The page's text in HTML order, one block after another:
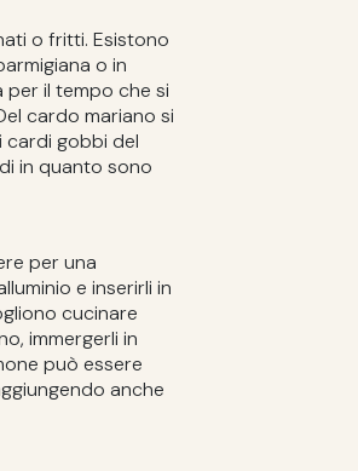
o fritti. Esistono
o in
per il tempo che si
cardo mariano si
cardi gobbi del
in quanto sono
per una
e inserirli in
cucinare
immergerli in
può essere
anche